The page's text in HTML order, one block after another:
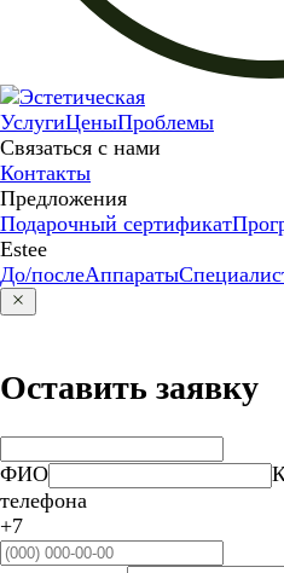
УслугиЦеныПроблемы
Связаться с нами
Контакты
Предложения
Подарочный сертификат
Estee
До/послеАппараты
Оставить заявку
ФИО
телефона
+7